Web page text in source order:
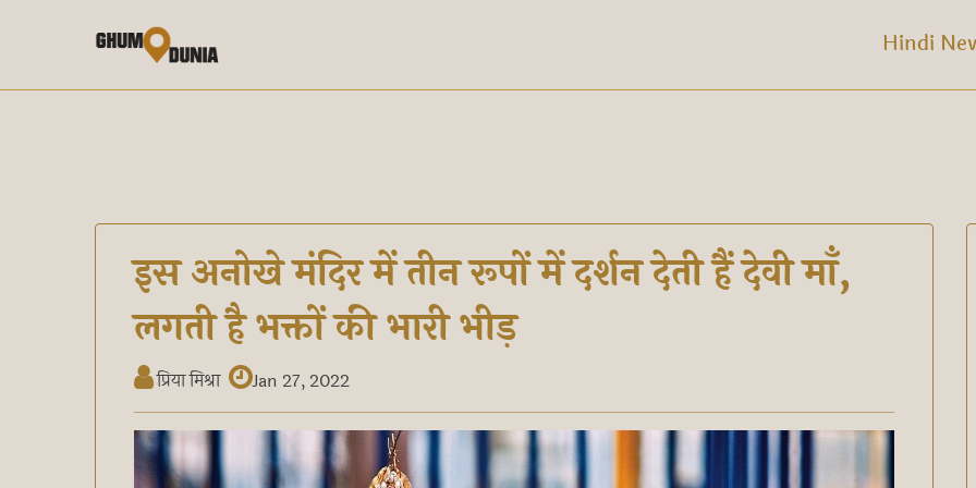
Hindi
इस अनोखे मंदिर में तीन रूपों में दर्शन देती हैं देवी माँ,
लगती है भक्तों की भारी भीड़
प्रिया मिश्रा Jan 27, 2022